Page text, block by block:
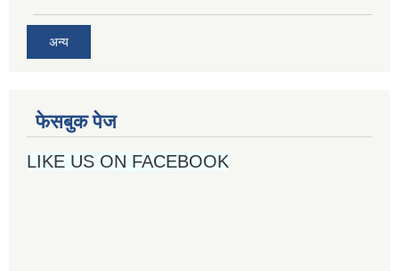
अन्य
फेसबुक पेज
LIKE US ON FACEBOOK